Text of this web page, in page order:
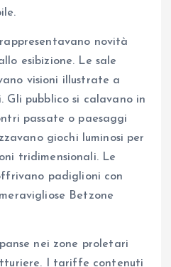
novità
esibizione. Le sale
visioni illustrate a
Gli pubblico si calavano in
passate o paesaggi
giochi luminosi per
tridimensionali. Le
padiglioni con
Betzone
nei zone proletari
I tariffe contenuti